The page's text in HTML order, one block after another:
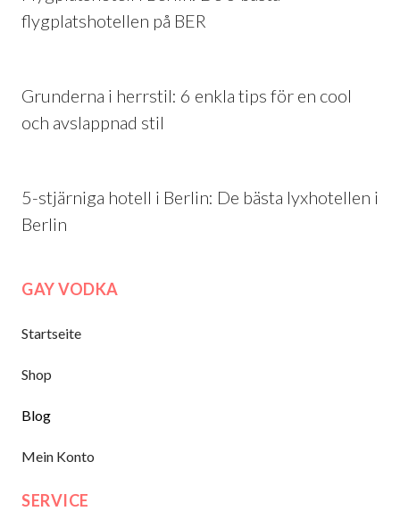
flygplatshotellen på BER
Grunderna i herrstil: 6 enkla tips för en cool
och avslappnad stil
5-stjärniga hotell i Berlin: De bästa lyxhotellen i
Berlin
GAY VODKA
Startseite
Shop
Blog
Mein Konto
SERVICE